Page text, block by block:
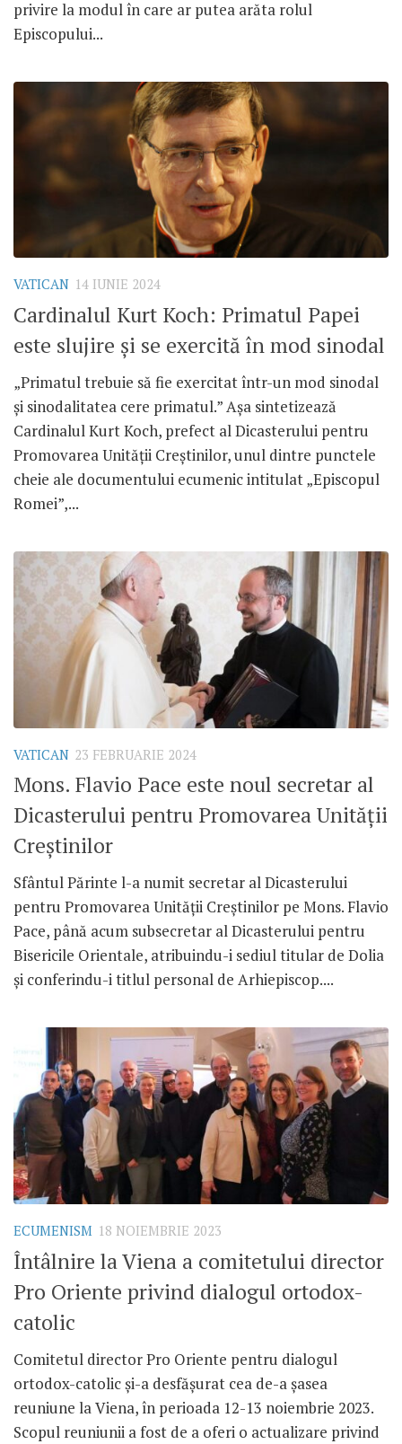
privire la modul în care ar putea arăta rolul
Episcopului...
VATICAN 14 IUNIE 2024
Cardinalul Kurt Koch: Primatul Papei
este slujire și se exercită în mod sinodal
„Primatul trebuie să fie exercitat într-un mod sinodal
și sinodalitatea cere primatul.” Așa sintetizează
Cardinalul Kurt Koch, prefect al Dicasterului pentru
Promovarea Unității Creștinilor, unul dintre punctele
cheie ale documentului ecumenic intitulat „Episcopul
Romei”,...
VATICAN 23 FEBRUARIE 2024
Mons. Flavio Pace este noul secretar al
Dicasterului pentru Promovarea Unității
Creștinilor
Sfântul Părinte l-a numit secretar al Dicasterului
pentru Promovarea Unității Creștinilor pe Mons. Flavio
Pace, până acum subsecretar al Dicasterului pentru
Bisericile Orientale, atribuindu-i sediul titular de Dolia
și conferindu-i titlul personal de Arhiepiscop....
ECUMENISM 18 NOIEMBRIE 2023
Întâlnire la Viena a comitetului director
Pro Oriente privind dialogul ortodox-
catolic
Comitetul director Pro Oriente pentru dialogul
ortodox-catolic și-a desfășurat cea de-a șasea
reuniune la Viena, în perioada 12-13 noiembrie 2023.
Scopul reuniunii a fost de a oferi o actualizare privind